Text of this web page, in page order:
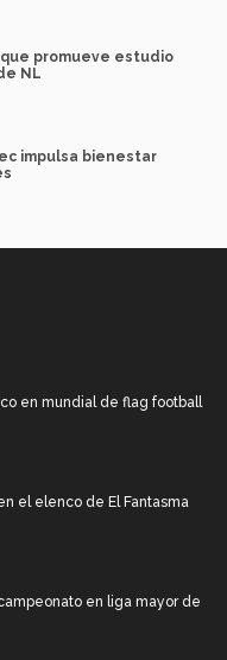
promueve estudio
NL
impulsa bienestar
en mundial de flag football
el elenco de El Fantasma
en liga mayor de